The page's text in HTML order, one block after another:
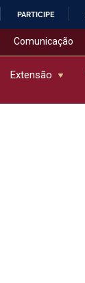
PARTICIPE
Comunicação
Extensão